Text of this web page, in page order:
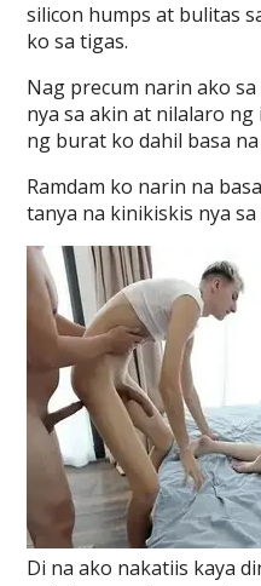
silicon humps at bulitas
ko sa tigas.
Nag precum narin ako
nya sa akin at nilalaro
ng burat ko dahil basa
Ramdam ko narin na
tanya na kinikiskis nya
Di na ako nakatiis kaya